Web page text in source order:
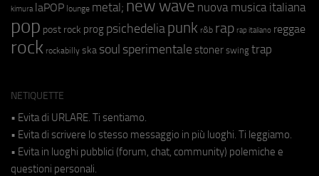
kimura laPOP lounge metal; new wave nuova musica italiana
pop post rock prog psichedeliapunk r&b rap rap italiano reggae
rock rockabilly ska soul sperimentale stoner swing trap
NETIQUETTE
• Evita di URLARE. Ti sentiamo.
• Evita di scrivere lo stesso messaggio in più luoghi. Ti leggiamo.
• Evita in luoghi pubblici (forum, chat, community) polemiche e
questioni personali.